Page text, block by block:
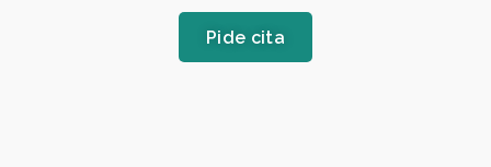
Pide cita